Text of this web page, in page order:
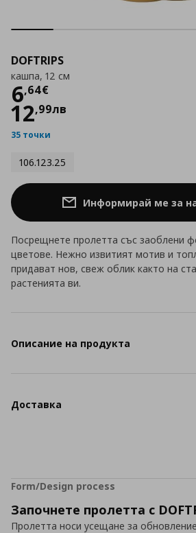
DOFTRIPS
кашпа, 12 см
6,64€
Цена
12,99лв
35 точки
106.123.25
Информирай ме за
Посрещнете пролетта със заоблени
цветове. Нежно извитият мотив и
придават нов, свеж облик както на
растенията ви.
Описание на продукта
Доставка
Form/Design process
Започнете пролетта с
Пролетта носи усещане за